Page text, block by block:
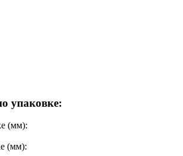
упаковке:
(мм):
(мм):